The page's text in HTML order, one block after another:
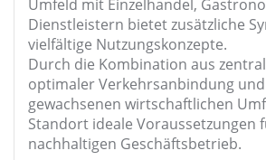
Umfeld mit Einzelhandel,
Dienstleistern bietet zusätzliche
vielfältige Nutzungskonzepte.
Durch die Kombination aus
optimaler Verkehrsanbindung
gewachsenen wirtschaftlichen
Standort ideale Voraussetzungen
nachhaltigen Geschäftsbetrieb.